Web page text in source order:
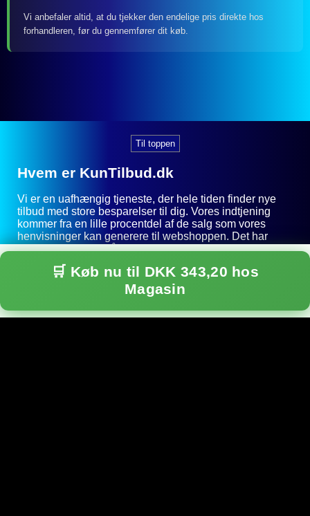
Vi anbefaler altid, at du tjekker den endelige pris direkte hos
forhandleren, før du gennemfører dit køb.
🛒 Køb nu til DKK 343,20 hos
Magasin
Til toppen
Hvem er KunTilbud.dk
Vi er en uafhængig tjeneste, der hele tiden finder nye
tilbud med store besparelser til dig. Vores indtjening
kommer fra en lille procentdel af de salg som vores
henvisninger kan generere til webshoppen. Det har
ingen indvirkning på den pris du giver hos den enkelte
webshop - det er en afregning mellem webshoppen og
KunTilbud.dk.
Ofte stillede spørgsmål